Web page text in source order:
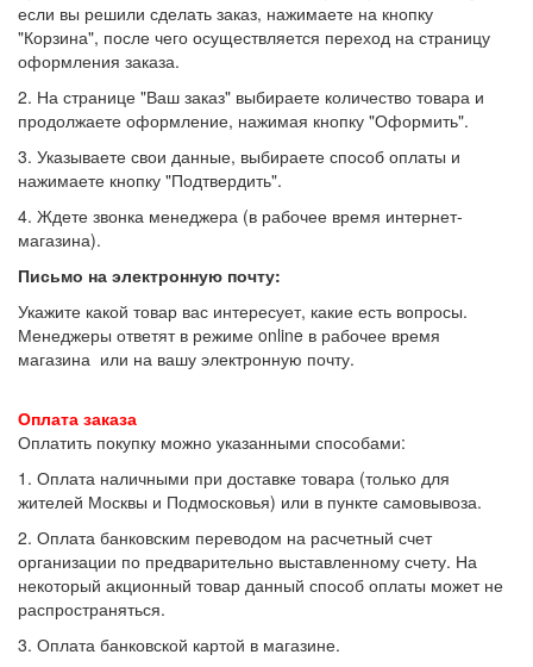
если вы решили сделать заказ, нажимаете на кнопку
"Корзина", после чего осуществляется переход на страницу
оформления заказа.
2. На странице "Ваш заказ" выбираете количество товара и
продолжаете оформление, нажимая кнопку "Оформить".
3. Указываете свои данные, выбираете способ оплаты и
нажимаете кнопку "Подтвердить".
4. Ждете звонка менеджера (в рабочее время интернет-
магазина).
Письмо на электронную почту:
Укажите какой товар вас интересует, какие есть вопросы.
Менеджеры ответят в режиме online в рабочее время
магазина или на вашу электронную почту.
Оплата заказа
Оплатить покупку можно указанными способами:
1. Оплата наличными при доставке товара (только для
жителей Москвы и Подмосковья) или в пункте самовывоза.
2. Оплата банковским переводом на расчетный счет
организации по предварительно выставленному счету. На
некоторый акционный товар данный способ оплаты может не
распространяться.
3. Оплата банковской картой в магазине.